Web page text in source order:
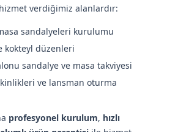
verdiğimiz alanlardır:
sandalyeleri kurulumu
kokteyl düzenleri
sandalye ve masa takviyesi
ve lansman oturma
profesyonel kurulum, hızlı